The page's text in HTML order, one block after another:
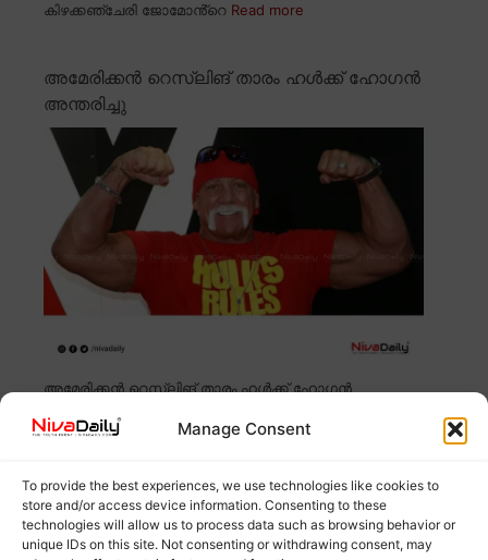
Manage Consent
To provide the best experiences, we use technologies like cookies to
store and/or access device information. Consenting to these
technologies will allow us to process data such as browsing behavior or
unique IDs on this site. Not consenting or withdrawing consent, may
കിഴക്കഞ്ചേരി ജോമോൻ്റെ Read more
അമേരിക്കൻ റെസ്ലിങ് താരം ഹൾക്ക് ഹോഗൻ
അന്തരിച്ചു
അമേരിക്കൻ റെസ്ലിങ് താരം ഹൾക്ക് ഹോഗൻ
71Read more
അബുദാബിയിൽ മലയാളി വനിതാ ഡോക്ടറെ
താമസസ്ഥലത്ത് മരിച്ച നിലയിൽ കണ്ടെത്തി